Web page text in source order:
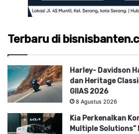
Terbaru di
Harley- Davidson
dan Heritage
GIIAS 2026
8 Agustus 2026
Kia Perkenalkan
Multiple Solutions”